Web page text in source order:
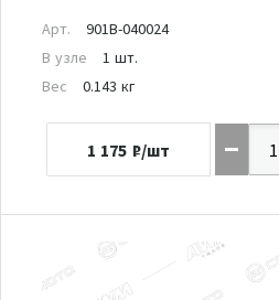
Арт.
901B-040024
В узле
1 шт.
Вес
0.143 кг
1 175 ₽/шт